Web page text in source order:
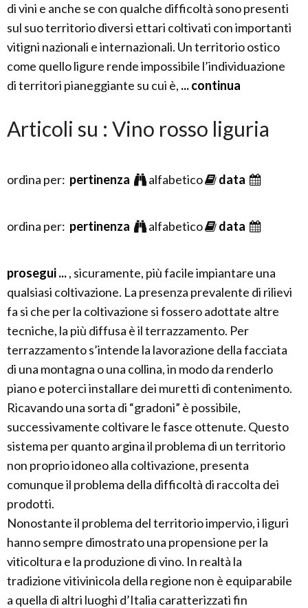
di vini e anche se con qualche difficoltà sono presenti
sul suo territorio diversi ettari coltivati con importanti
vitigni nazionali e internazionali. Un territorio ostico
come quello ligure rende impossibile l’individuazione
di territori pianeggiante su cui è, ... continua
Articoli su : Vino rosso liguria
ordina per: pertinenza alfabetico data
ordina per: pertinenza alfabetico data
prosegui ..., sicuramente, più facile impiantare una
qualsiasi coltivazione. La presenza prevalente di rilievi
fa si che per la coltivazione si fossero adottate altre
tecniche, la più diffusa è il terrazzamento. Per
terrazzamento s’intende la lavorazione della facciata
di una montagna o una collina, in modo da renderlo
piano e poterci installare dei muretti di contenimento.
Ricavando una sorta di “gradoni” è possibile,
successivamente coltivare le fasce ottenute. Questo
sistema per quanto argina il problema di un territorio
non proprio idoneo alla coltivazione, presenta
comunque il problema della difficoltà di raccolta dei
prodotti.
Nonostante il problema del territorio impervio, i liguri
hanno sempre dimostrato una propensione per la
viticoltura e la produzione di vino. In realtà la
tradizione vitivinicola della regione non è equiparabile
a quella di altri luoghi d’Italia caratterizzati fin